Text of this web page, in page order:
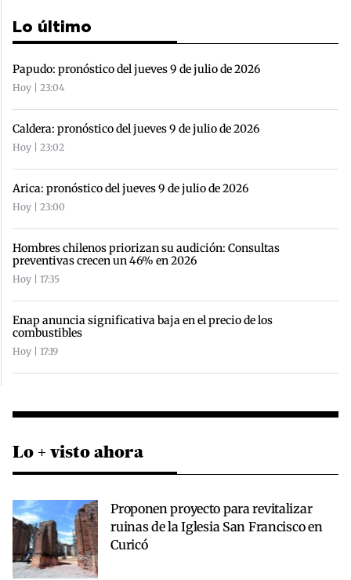
Lo último
Papudo: pronóstico del jueves 9 de julio de 2026
Hoy | 23:04
Caldera: pronóstico del jueves 9 de julio de 2026
Hoy | 23:02
Arica: pronóstico del jueves 9 de julio de 2026
Hoy | 23:00
Hombres chilenos priorizan su audición: Consultas
preventivas crecen un 46% en 2026
Hoy | 17:35
Enap anuncia significativa baja en el precio de los
combustibles
Hoy | 17:19
Lo + visto ahora
Proponen proyecto para revitalizar
ruinas de la Iglesia San Francisco en
Curicó